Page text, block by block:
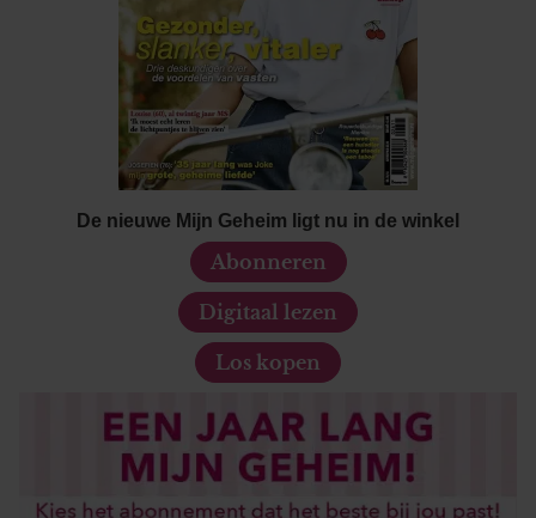
De nieuwe Mijn Geheim ligt nu in de winkel
Abonneren
Digitaal lezen
Los kopen